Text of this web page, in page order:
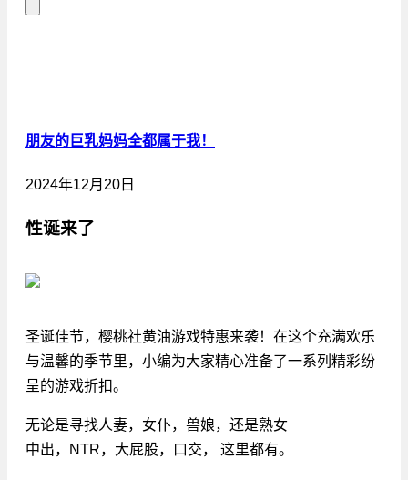
朋友的巨乳妈妈全都属于我！
2024年12月20日
性诞来了
圣诞佳节，樱桃社黄油游戏特惠来袭！在这个充满欢乐
与温馨的季节里，小编为大家精心准备了一系列精彩纷
呈的游戏折扣。
无论是寻找人妻，女仆，兽娘，还是熟女
中出，NTR，大屁股，口交， 这里都有。